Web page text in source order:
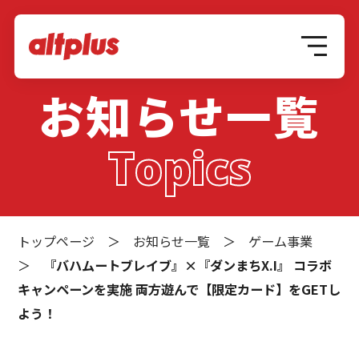
お知らせ一覧
Topics
トップページ ＞ お知らせ一覧 ＞ ゲーム事業
＞
『バハムートブレイブ』×『ダンまちX.I』 コラボ
キャンペーンを実施 両方遊んで【限定カード】をGETし
よう！